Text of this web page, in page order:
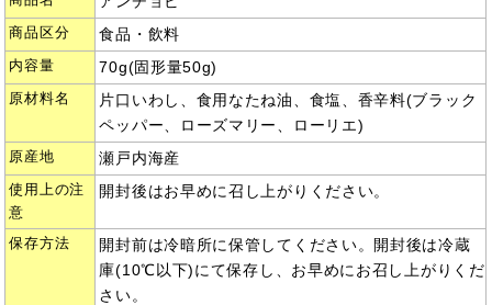
商品区分 食品・飲料
内容量 70g(固形量50g)
原材料名
片口いわし、食用なたね油、食塩、香辛料(ブラック
ペッパー、ローズマリー、ローリエ)
原産地 瀬戸内海産
使用上の注
意
開封後はお早めに召し上がりください。
保存方法
開封前は冷暗所に保管してください。開封後は冷蔵
庫(10℃以下)にて保存し、お早めにお召し上がりくだ
さい。